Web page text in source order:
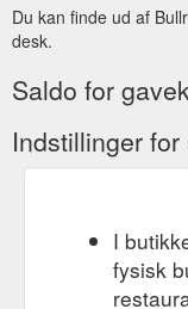
Du kan finde ud af
desk.
Saldo for
Indstillinger
I
fysisk